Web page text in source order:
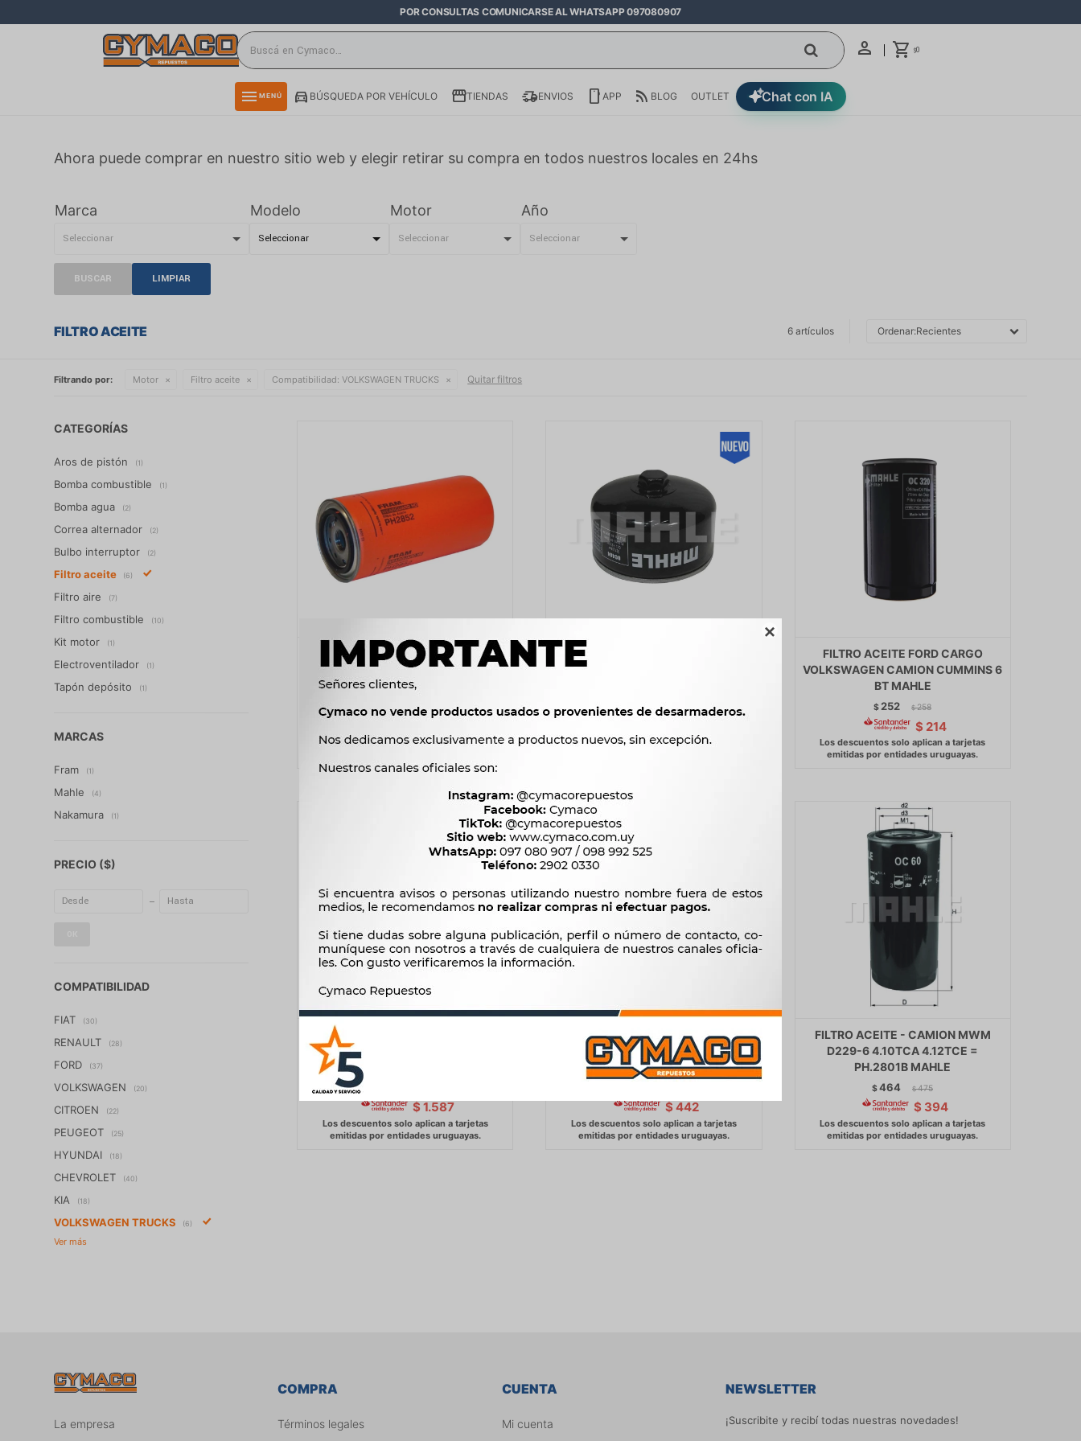

POR CONSULTAS COMUNICARSE AL WHATSAPP 097080907
$0
menu MENÚ Chat con IA
BÚSQUEDA POR VEHÍCULO TIENDAS ENVIOS APP BLOG OUTLET
Ahora puede comprar en nuestro sitio web y elegir retirar su compra en todos nuestros locales en 24hs
Marca Modelo Motor Año
BUSCAR LIMPIAR
FILTRO ACEITE 6 artículos Recientes
Filtrando por: Motor Filtro aceite Compatibilidad: VOLKSWAGEN TRUCKS Quitar filtros
FILTRO ACEITE - F4000 C10 D20
MWM D-229 W962 WO480
1&#34;12UNF FRAM
$629 $ 645
FILTRO ACEITE CHEVROLET S10
RANGER 2.8 TD VW 8150 MWM
$1.056 $ 1.082
FILTRO ACEITE FORD CARGO
VOLKSWAGEN CAMION CUMMINS 6
BT MAHLE
$252 $ 258
$ 214
FILTRO ACEITE FORD CARGO VW
CUMMINS 6CTAA PH.6349A FT5724
WP12300 MAHLE
$ 1.587
FILTRO ACEITE CHEVROLET S10
RANGER 2.8 TD VW 8150 MWM
PSL.340 OC404 NAKAMURA
$ 442
FILTRO ACEITE - CAMION MWM
D229-6 4.10TCA 4.12TCE =
PH.2801B MAHLE
$464 $ 475
$ 394
CATEGORÍAS
Aros de pistón (1)
Bomba combustible (1)
Bomba agua (2)
Correa alternador (2)
Bulbo interruptor (2)
Filtro aceite (6)
Filtro aire (7)
Filtro combustible (10)
Kit motor (1)
Electroventilador (1)
Tapón depósito (1)
MARCAS
Fram (1)
Mahle (4)
Nakamura (1)
PRECIO ($)
COMPATIBILIDAD
FIAT (30)
RENAULT (28)
FORD (37)
VOLKSWAGEN (20)
CITROEN (22)
PEUGEOT (25)
HYUNDAI (18)
CHEVROLET (40)
KIA (18)
VOLKSWAGEN TRUCKS (6)
La empresa
COMPRA
Términos legales
CUENTA
Mi cuenta
NEWSLETTER
¡Suscribite y recibí todas nuestras novedades!
close
directions_car
smartphone